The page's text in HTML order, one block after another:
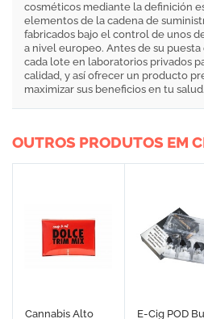
cosméticos mediante la definición
elementos de la cadena de
fabricados bajo el control de unos
a nivel europeo. Antes de su
cada lote en laboratorios privados
calidad, y así ofrecer un producto
maximizar sus beneficios en tu salud.
OUTROS PRODUTOS EM
Cannabis Alto
E-Cig POD